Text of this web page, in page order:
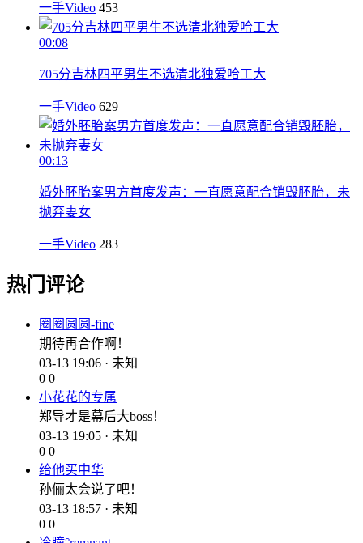
一手Video 453
00:08
705分吉林四平男生不选清北独爱哈工大
一手Video 629
00:13
婚外胚胎案男方首度发声：一直愿意配合销毁胚胎，未
抛弃妻女
一手Video 283
热门评论
圈圈圆圆-fine
期待再合作啊！
03-13 19:06 · 未知
0 0
小花花的专属
郑导才是幕后大boss！
03-13 19:05 · 未知
0 0
给他买中华
孙俪太会说了吧！
03-13 18:57 · 未知
0 0